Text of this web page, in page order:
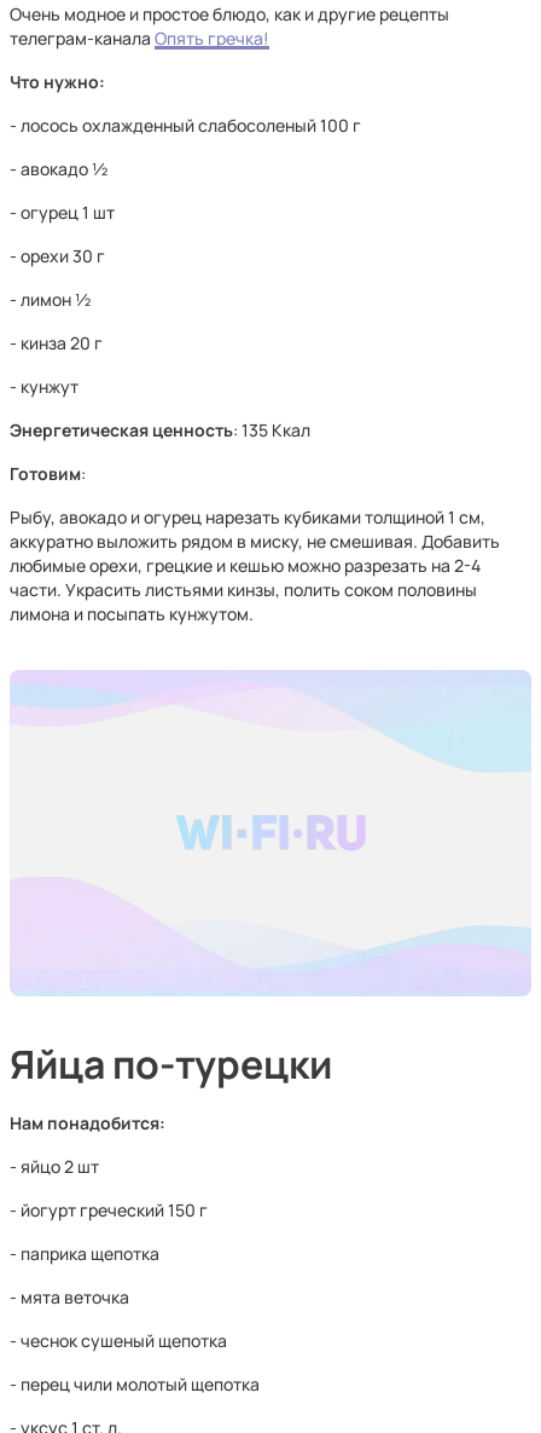
Очень модное и простое блюдо, как и другие рецепты
телеграм-канала Опять гречка!
Что нужно:
- лосось охлажденный слабосоленый 100 г
- авокадо ½
- огурец 1 шт
- орехи 30 г
- лимон ½
- кинза 20 г
- кунжут
Энергетическая ценность: 135 Ккал
Готовим:
Рыбу, авокадо и огурец нарезать кубиками толщиной 1 см,
аккуратно выложить рядом в миску, не смешивая. Добавить
любимые орехи, грецкие и кешью можно разрезать на 2-4
части. Украсить листьями кинзы, полить соком половины
лимона и посыпать кунжутом.
Яйца по-турецки
Нам понадобится:
- яйцо 2 шт
- йогурт греческий 150 г
- паприка щепотка
- мята веточка
- чеснок сушеный щепотка
- перец чили молотый щепотка
- уксус 1 ст. л.